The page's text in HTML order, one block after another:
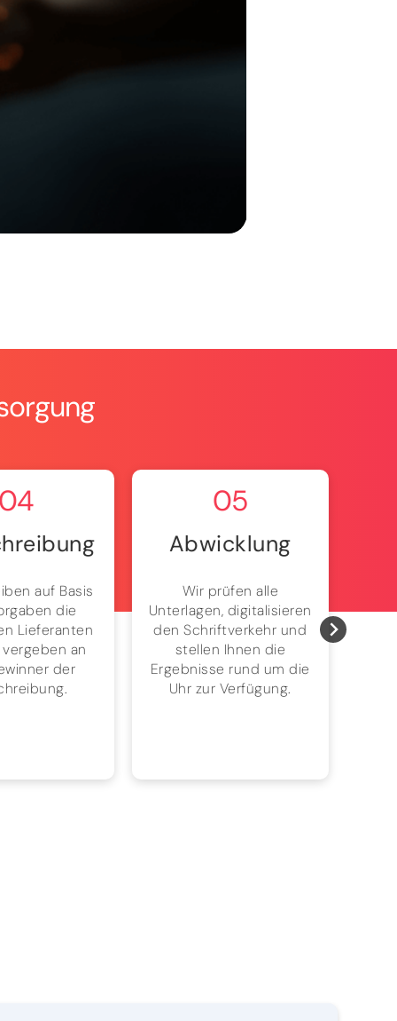
auf Basis
die
Lieferanten
an
der
05
Abwicklung
Wir prüfen alle
Unterlagen, digitalisieren
den Schriftverkehr und
stellen Ihnen die
Ergebnisse rund um die
Uhr zur Verfügung.